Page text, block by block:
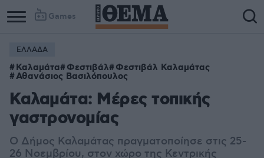
Games
ΕΛΛΑΔΑ
Καλαμάτα Φεστιβάλ Φεστιβάλ Καλαμάτας
Αθανάσιος Βασιλόπουλος
Καλαμάτα: Μέρες τοπικής
γαστρονομίας
Ο Δήμος Καλαμάτας πραγματοποίησε στις 25-
26 Νοεμβρίου, στον χώρο της Κεντρικής